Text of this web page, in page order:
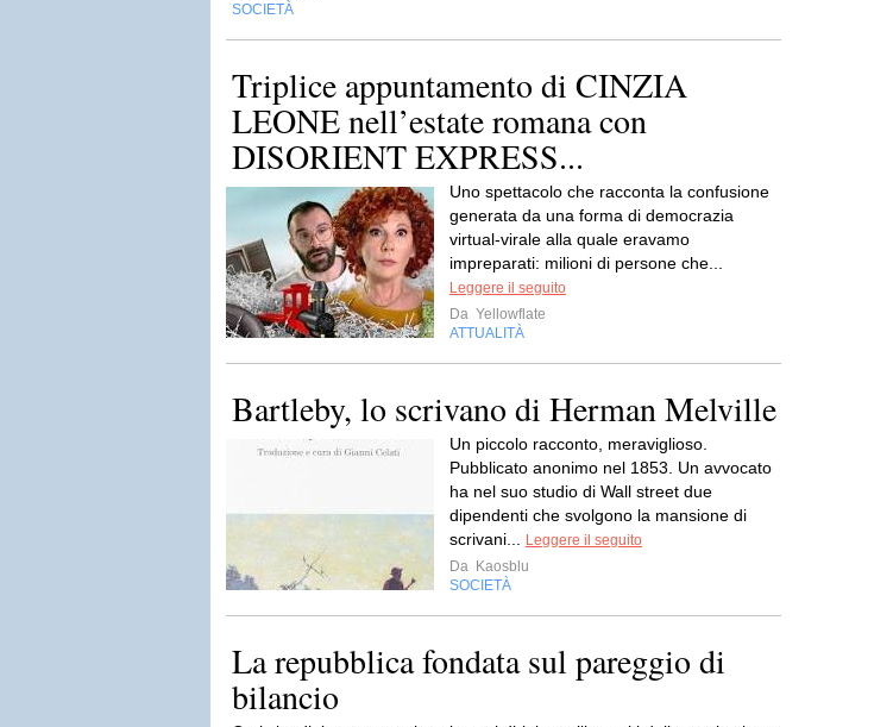
SOCIETÀ
Triplice appuntamento di CINZIA
LEONE nell’estate romana con
DISORIENT EXPRESS...
Uno spettacolo che racconta la confusione
generata da una forma di democrazia
virtual-virale alla quale eravamo
impreparati: milioni di persone che...
Leggere il seguito
Da Yellowflate
ATTUALITÀ
Bartleby, lo scrivano di Herman Melville
Un piccolo racconto, meraviglioso.
Pubblicato anonimo nel 1853. Un avvocato
ha nel suo studio di Wall street due
dipendenti che svolgono la mansione di
scrivani...
Leggere il seguito
Da Kaosblu
SOCIETÀ
La repubblica fondata sul pareggio di
bilancio